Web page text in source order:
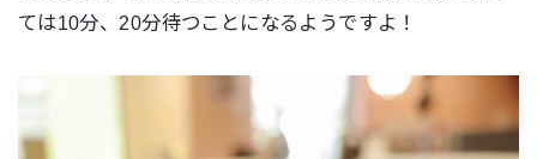
ては10分、20分待つことになるようですよ！